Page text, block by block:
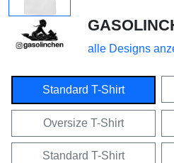
alle Designs
Standard T-Shirt
Oversize T-Shirt
Standard T-Shirt